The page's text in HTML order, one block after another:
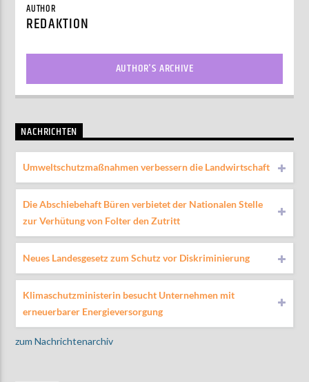
AUTHOR
REDAKTION
AUTHOR'S ARCHIVE
NACHRICHTEN
Umweltschutzmaßnahmen verbessern die Landwirtschaft
Die Abschiebehaft Büren verbietet der Nationalen Stelle
zur Verhütung von Folter den Zutritt
Neues Landesgesetz zum Schutz vor Diskriminierung
Klimaschutzministerin besucht Unternehmen mit
erneuerbarer Energieversorgung
zum Nachrichtenarchiv